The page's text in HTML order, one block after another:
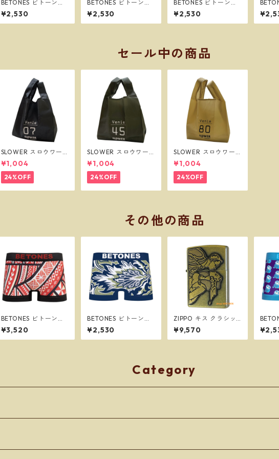
BETONES ビトーンズ
BATIK2 GREEN メン
ズ フリーサイズ ボク
サーパンツ ※ネコポス
¥2,530
BETONES ビトーンズ
BATIK2 BLACK メンズ
フリーサイズ ボクサー
パンツ ※ネコポスで送
¥2,530
BETONES ビトーンズ
JURASSIC2 BLUE メン
ズ フリーサイズ ボク
サーパンツ ※ネコポス
¥2,530
ズ フ
サー
セール中の商品
SLOWER スロウワー
ショッパーバッグ ビー
ニー L ブラック SLW2
55
¥1,004
24%OFF
SLOWER スロウワー
ショッパーバッグ ビー
ニー L オリーブ SLW2
57
¥1,004
24%OFF
SLOWER スロウワー
ショッパーバッグ ビー
ニー L サンド SLW256
¥1,004
24%OFF
その他の商品
BETONES ビトーンズ
TAPA RED メンズ フ
リーサイズ ボクサーパ
ンツ ※ネコポスで送料
¥3,520
BETONES ビトーンズ
BATIK2 NAVY メンズ
フリーサイズ ボクサー
パンツ ※ネコポスで送
¥2,530
ZIPPO キス クラシッ
クメタル BS ブラス ユ
ーズド仕上げ ウィンデ
ィ ジッポー
¥9,570
ンズ
クサ
Category